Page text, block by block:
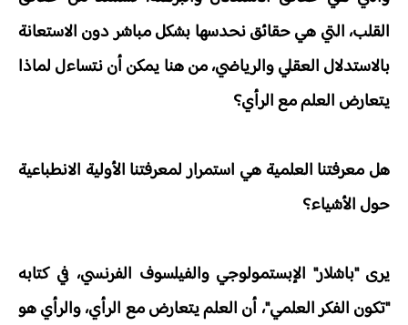
القلب، التي هي حقائق نحدسها بشكل مباشر دون الاستعانة
بالاستدلال العقلي والرياضي، من هنا يمكن أن نتساءل لماذا
يتعارض العلم مع الرأي؟
هل معرفتنا العلمية هي استمرار لمعرفتنا الأولية الانطباعية
حول الأشياء؟
يرى "باشلار" الإبستمولوجي والفيلسوف الفرنسي، في كتابه
"تكون الفكر العلمي"، أن العلم يتعارض مع الرأي، والرأي هو